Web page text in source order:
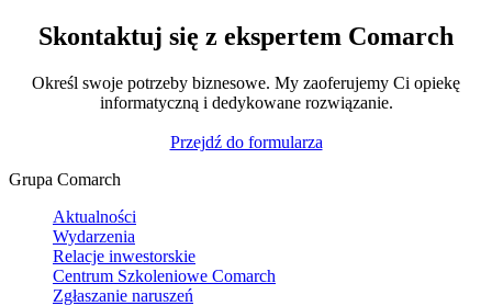
Skontaktuj się z ekspertem Comarch
Określ swoje potrzeby biznesowe. My zaoferujemy Ci opiekę
informatyczną i dedykowane rozwiązanie.
Przejdź do formularza
Grupa Comarch
Aktualności
Wydarzenia
Relacje inwestorskie
Centrum Szkoleniowe Comarch
Zgłaszanie naruszeń